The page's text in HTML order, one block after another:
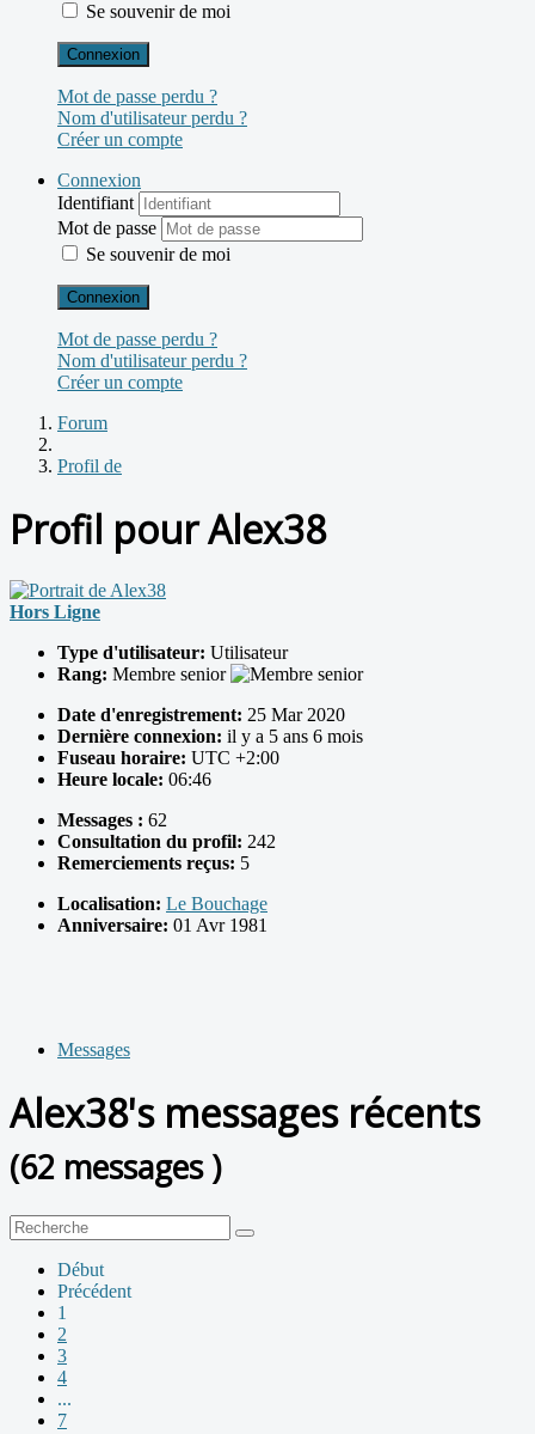
Se souvenir de moi
Connexion
Mot de passe perdu ?
Nom d'utilisateur perdu ?
Créer un compte
Connexion
Identifiant
Mot de passe
Se souvenir de moi
Connexion
Mot de passe perdu ?
Nom d'utilisateur perdu ?
Créer un compte
Forum
Profil de
Profil pour Alex38
Hors Ligne
Type d'utilisateur: Utilisateur
Rang: Membre senior
Date d'enregistrement: 25 Mar 2020
Dernière connexion: il y a 5 ans 6 mois
Fuseau horaire: UTC +2:00
Heure locale: 06:46
Messages : 62
Consultation du profil: 242
Remerciements reçus: 5
Localisation: Le Bouchage
Anniversaire: 01 Avr 1981
Messages
Alex38's messages récents
(62 messages )
Début
Précédent
1
2
3
4
...
7